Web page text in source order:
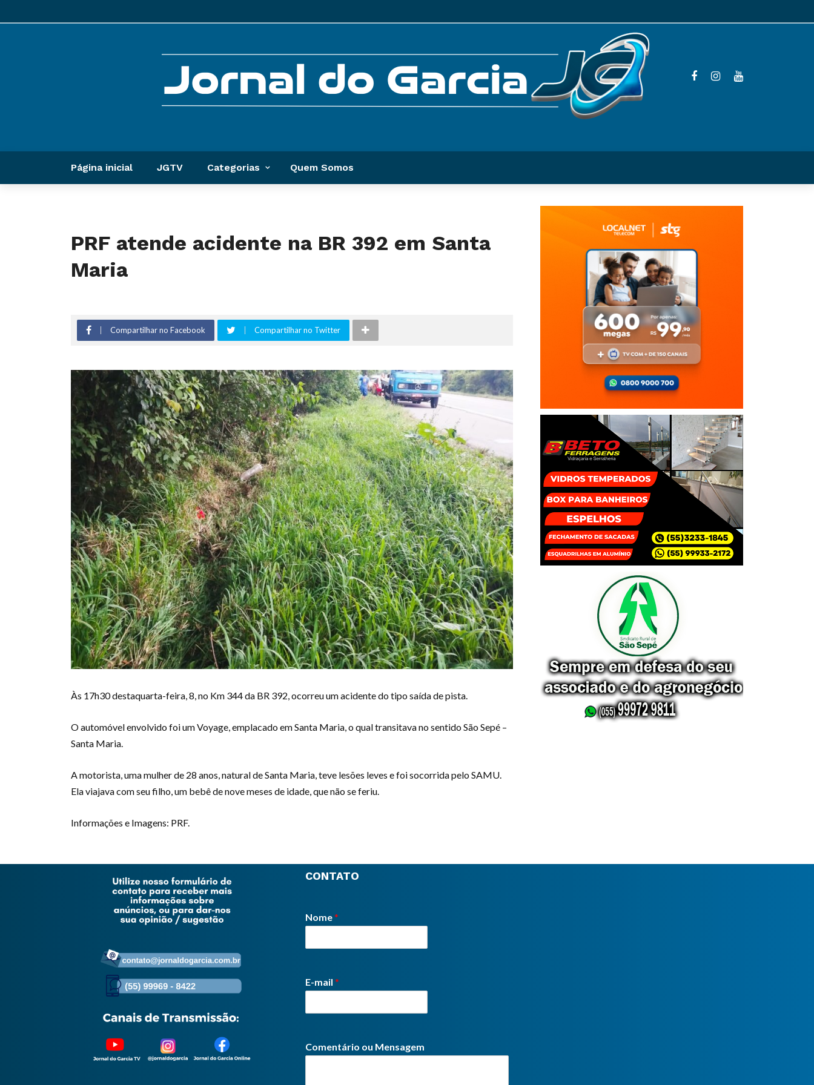
Página inicial JGTV Categorias Quem Somos
PRF atende acidente na BR 392 em Santa
Maria
Compartilhar no Facebook Compartilhar no Twitter
Às 17h30 destaquarta-feira, 8, no Km 344 da BR 392, ocorreu um acidente do tipo saída de pista.
O automóvel envolvido foi um Voyage, emplacado em Santa Maria, o qual transitava no sentido São Sepé –
Santa Maria.
A motorista, uma mulher de 28 anos, natural de Santa Maria, teve lesões leves e foi socorrida pelo SAMU.
Ela viajava com seu filho, um bebê de nove meses de idade, que não se feriu.
Informações e Imagens: PRF.
CONTATO
Nome*
E-mail *
Comentário ou Mensagem